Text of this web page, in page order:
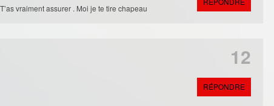
vraiment assurer . Moi je te tire chapeau
RÉPONDRE
12